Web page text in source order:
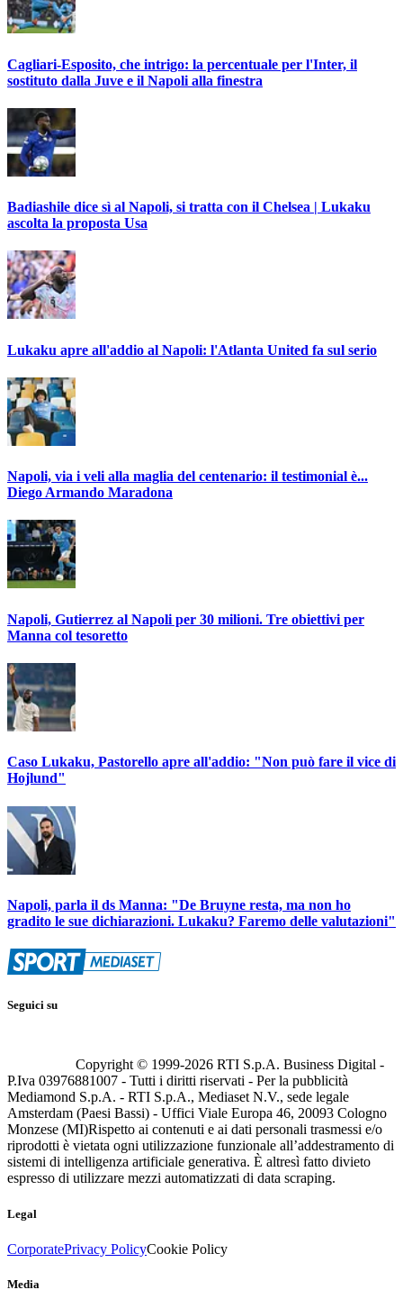
Cagliari-Esposito, che intrigo: la percentuale per l'Inter, il
sostituto dalla Juve e il Napoli alla finestra
Badiashile dice sì al Napoli, si tratta con il Chelsea | Lukaku
ascolta la proposta Usa
Lukaku apre all'addio al Napoli: l'Atlanta United fa sul serio
Napoli, via i veli alla maglia del centenario: il testimonial è...
Diego Armando Maradona
Napoli, Gutierrez al Napoli per 30 milioni. Tre obiettivi per
Manna col tesoretto
Caso Lukaku, Pastorello apre all'addio: "Non può fare il vice di
Hojlund"
Napoli, parla il ds Manna: "De Bruyne resta, ma non ho
gradito le sue dichiarazioni. Lukaku? Faremo delle valutazioni"
Seguici su
Copyright © 1999-2026 RTI S.p.A. Business Digital -
P.Iva 03976881007 - Tutti i diritti riservati - Per la pubblicità
Mediamond S.p.A. - RTI S.p.A., Mediaset N.V., sede legale
Amsterdam (Paesi Bassi) - Uffici Viale Europa 46, 20093 Cologno
Monzese (MI)Rispetto ai contenuti e ai dati personali trasmessi e/o
riprodotti è vietata ogni utilizzazione funzionale all’addestramento di
sistemi di intelligenza artificiale generativa. È altresì fatto divieto
espresso di utilizzare mezzi automatizzati di data scraping.
Legal
CorporatePrivacy PolicyCookie Policy
Media